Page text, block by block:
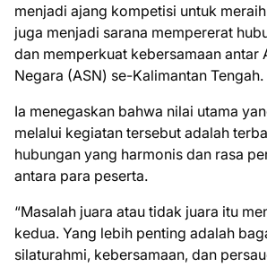
menjadi ajang kompetisi untuk
juga menjadi sarana mempererat
dan memperkuat kebersamaan antar
Negara (ASN) se-Kalimantan Tengah.
Ia menegaskan bahwa nilai utama
melalui kegiatan tersebut adalah
hubungan yang harmonis dan rasa
antara para peserta.
“Masalah juara atau tidak juara itu
kedua. Yang lebih penting adalah
silaturahmi, kebersamaan, dan